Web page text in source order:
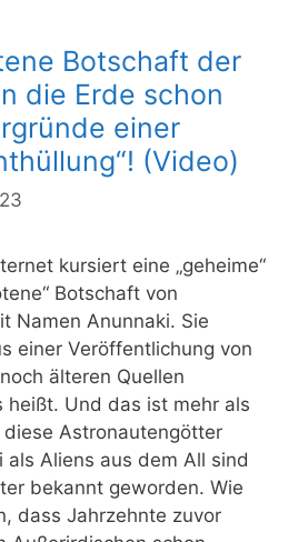
Botschaft der
die Erde schon
einer
(Video)
kursiert eine „geheime“
Botschaft von
Namen Anunnaki. Sie
einer Veröffentlichung von
älteren Quellen
heißt. Und das ist mehr als
diese Astronautengötter
als Aliens aus dem All sind
bekannt geworden. Wie
dass Jahrzehnte zuvor